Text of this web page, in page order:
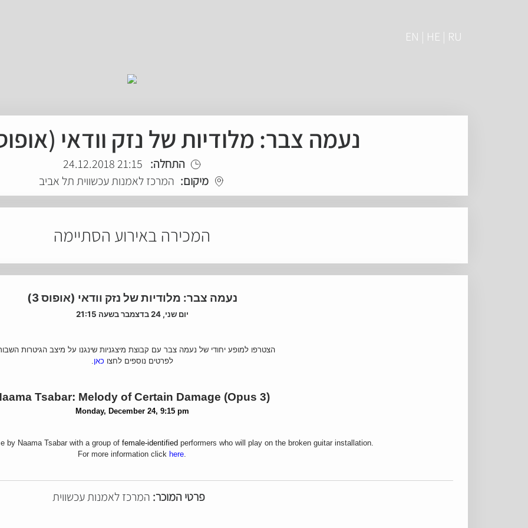
EN | HE | RU
נעמה צבר: מלודיות של נזק וודאי (אופוס 3) -
התחלה: 21:15 24.12.2018
מיקום: המרכז לאמנות עכשווית תל אביב
המכירה באירוע הסתיימה
נעמה צבר: מלודיות של נזק וודאי (אופוס 3)
יום שני, 24 בדצמבר בשעה 21:15
הצטרפו למופע יחודי של נעמה צבר עם קבוצת מיצגניות שינגנו על מיצב הגיטרות
לפרטים נוספים לחצו כאן.
Tsabar: Melody of Certain Damage (Opus 3)
Monday, December 24, 9:15 pm
by Naama Tsabar with a group of female-identified performers who will play on the broken guitar installation.
For more information click here.
פרטי המוכר: המרכז לאמנות עכשווית